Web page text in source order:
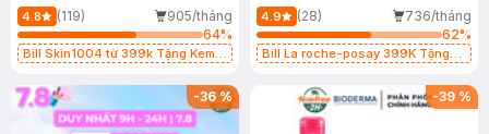
50ml
4.8 (119)
905/tháng
64%
Bill Skin1004 từ 399k Tặng Kem
SPF 50+ 20ml (SL Có Hạn)
Kiềm Dầu 50ml
4.9 (28)
736/tháng
62%
Bill La roche-posay 399K Tặng
(SL có hạn)
-36% -39 %